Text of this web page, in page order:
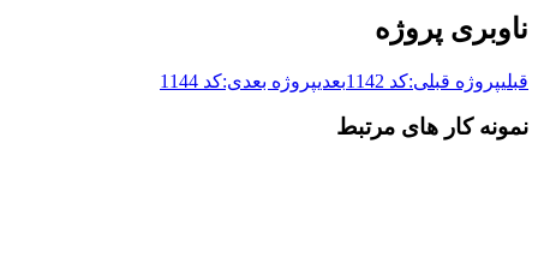
ناوبری پروژه
قبلیپروژه قبلی:کد 1142 بعدیپروژه بعدی:کد 1144
نمونه کار های مرتبط